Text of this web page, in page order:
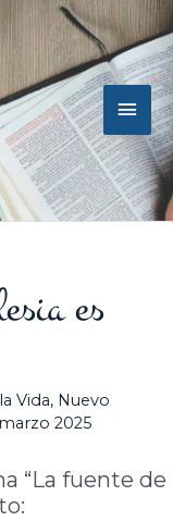
es
Vida, Nuevo
2025
“La fuente de